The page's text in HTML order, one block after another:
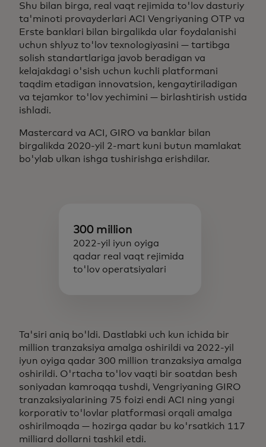
Shu bilan birga, real vaqt rejimida to'lov dasturiy
ta'minoti provayderlari ACI Vengriyaning OTP va
Erste banklari bilan birgalikda ular foydalanishi
uchun shlyuz to'lov texnologiyasini — tartibga
solish standartlariga javob beradigan va
kelajakdagi o'sish uchun kuchli platformani
taqdim etadigan innovatsion, kengaytiriladigan
va tejamkor to'lov yechimini — birlashtirish ustida
ishladi.
Mastercard va ACI, GIRO va banklar bilan
birgalikda 2020-yil 2-mart kuni butun mamlakat
bo'ylab ulkan ishga tushirishga erishdilar.
300 million
2022-yil iyun oyiga
qadar real vaqt rejimida
to'lov operatsiyalari
Ta'siri aniq bo'ldi. Dastlabki uch kun ichida bir
million tranzaksiya amalga oshirildi va 2022-yil
iyun oyiga qadar 300 million tranzaksiya amalga
oshirildi. O'rtacha to'lov vaqti bir soatdan besh
soniyadan kamroqqa tushdi, Vengriyaning GIRO
tranzaksiyalarining 75 foizi endi ACI ning yangi
korporativ to'lovlar platformasi orqali amalga
oshirilmoqda — hozirga qadar bu ko'rsatkich 117
milliard dollarni tashkil etdi.